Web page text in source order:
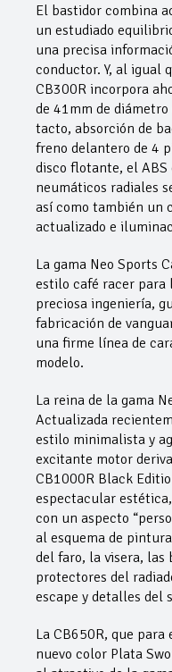
El bastidor combina
un estudiado
una precisa
conductor. Y, al igual
CB300R incorpora
de 41mm de
tacto, absorción de
freno delantero de 4
disco flotante, el
neumáticos radiales
así como también un
actualizado e
La gama Neo Sports
estilo café racer para
preciosa ingeniería,
fabricación de
una firme línea de
modelo.
La reina de la gama
Actualizada
estilo minimalista y
excitante motor
CB1000R Black
espectacular
con un aspecto
al esquema de
del faro, la visera, las
protectores del
escape y detalles del
La CB650R, que
nuevo color Plata